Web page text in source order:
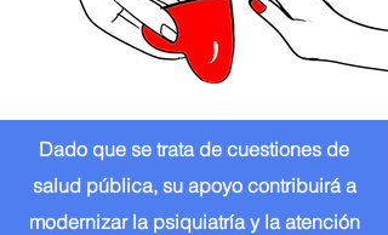
Dado que se trata de cuestiones de
salud pública, su apoyo contribuirá a
modernizar la psiquiatría y la atención